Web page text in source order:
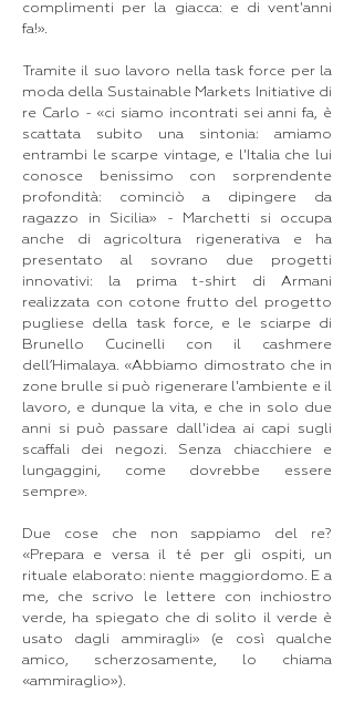
complimenti per la giacca: e di vent'anni
fa!».
Tramite il suo lavoro nella task force per la
moda della Sustainable Markets Initiative di
re Carlo - «ci siamo incontrati sei anni fa, è
scattata subito una sintonia: amiamo
entrambi le scarpe vintage, e l'Italia che lui
conosce benissimo con sorprendente
profondità: cominciò a dipingere da
ragazzo in Sicilia» - Marchetti si occupa
anche di agricoltura rigenerativa e ha
presentato al sovrano due progetti
innovativi: la prima t-shirt di Armani
realizzata con cotone frutto del progetto
pugliese della task force, e le sciarpe di
Brunello Cucinelli con il cashmere
dell’Himalaya. «Abbiamo dimostrato che in
zone brulle si può rigenerare l'ambiente e il
lavoro, e dunque la vita, e che in solo due
anni si può passare dall'idea ai capi sugli
scaffali dei negozi. Senza chiacchiere e
lungaggini, come dovrebbe essere
sempre».
Due cose che non sappiamo del re?
«Prepara e versa il té per gli ospiti, un
rituale elaborato: niente maggiordomo. E a
me, che scrivo le lettere con inchiostro
verde, ha spiegato che di solito il verde è
usato dagli ammiragli» (e così qualche
amico, scherzosamente, lo chiama
«ammiraglio»).